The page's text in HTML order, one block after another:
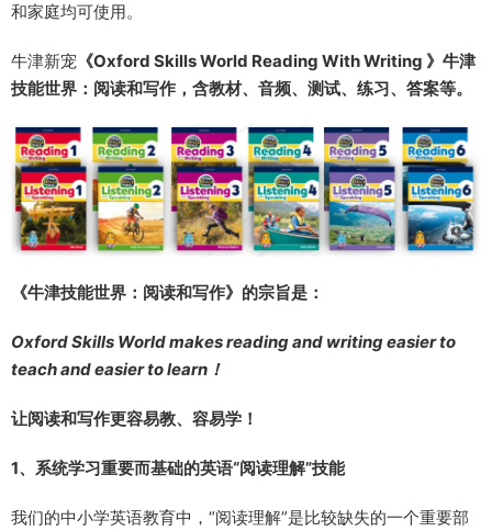
和家庭均可使用。
牛津新宠 《Oxford Skills World Reading With Writing 》 牛津
技能世界：阅读和写作，含教材、音频、测试、练习、答案等。
《牛津技能世界：阅读和写作》的宗旨是：
Oxford Skills World makes reading and writing easier to
teach and easier to learn！
让阅读和写作更容易教、容易学！
1、系统学习重要而基础的英语“阅读理解”技能
我们的中小学英语教育中，“阅读理解”是比较缺失的一个重要部